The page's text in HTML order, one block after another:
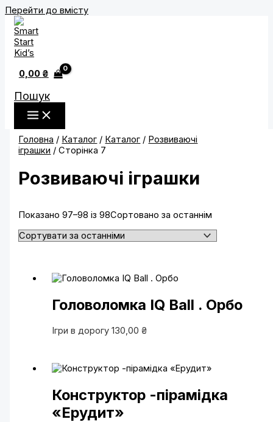
Перейти до вмісту
0,00 ₴
Пошук
Головна / Каталог / Каталог / Розвиваючі
іграшки / Сторінка 7
Розвиваючі іграшки
Показано 97–98 із 98Сортовано за останнім
Головоломка IQ Ball . Орбо
Ігри в дорогу130,00₴
Конструктор -пірамідка
«Ерудит»